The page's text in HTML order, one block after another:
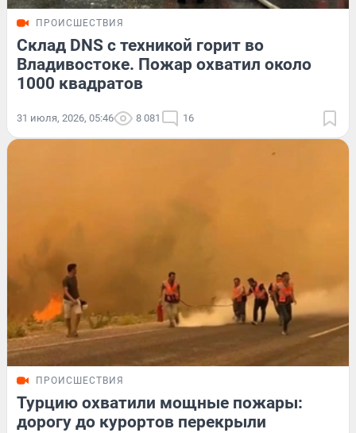
ПРОИСШЕСТВИЯ
Склад DNS с техникой горит во
Владивостоке. Пожар охватил около
1000 квадратов
31 июля, 2026, 05:46 8 081 16
ПРОИСШЕСТВИЯ
Турцию охватили мощные пожары:
дорогу до курортов перекрыли